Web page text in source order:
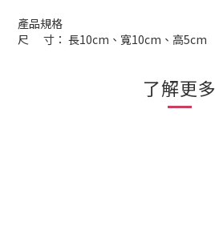
產品規格
尺 寸： 長10cm、寬10cm、高5cm
了解更多